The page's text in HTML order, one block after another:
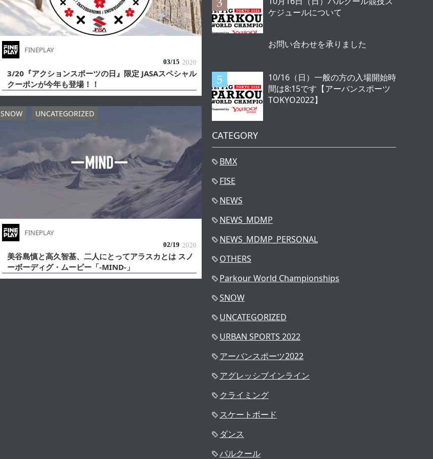
FINEPLAY
03/15 2020
3/20『アクションスポーツの日』限定 JASAスペシャル
クーポンが今年も登場！！
SNOW UNCATEGORIZED
FINEPLAY
02/19 2020
美谷島慎と高久智基、二人にとってアラスカとは スノ
ーボーディグ・ムービー「-MIND-」
ケジュールについて
お問い合わせを承りました
10/16（日）一般の方の入場開始時
間は8:15です【アーバンスポーツ
TOKYO2022】
CATEGORY
BMX
FISE
NEWS
NEWS_MDMP
NEWS_MDMP_PERSONAL
OTHERS
Parkour World Championships
SNOW
UNCATEGORIZED
URBAN SPORTS 2022
アーバンスポーツ2022
アグレッシブインライン
クライミング
スケートボード
ダンス
パルクール